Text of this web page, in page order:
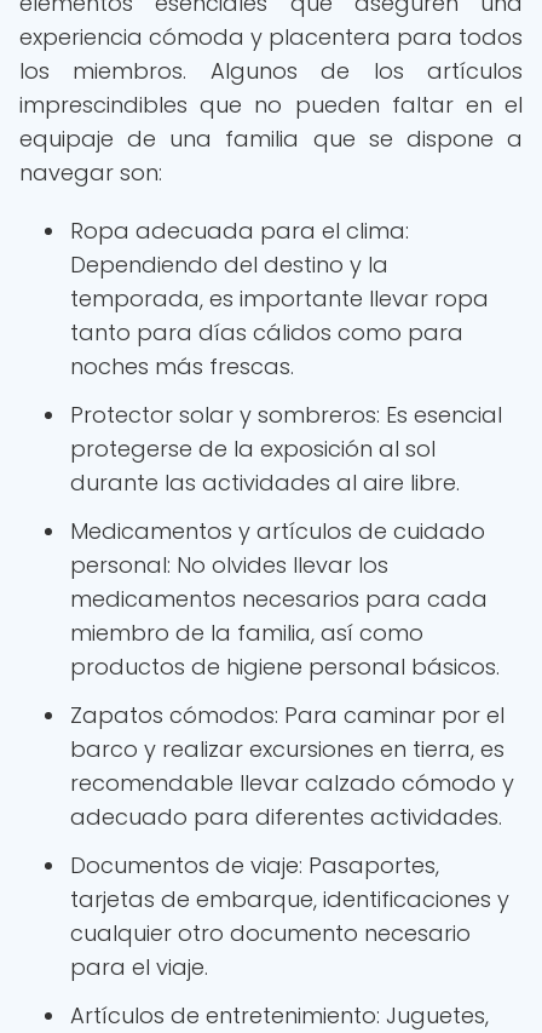
experiencia cómoda y placentera para todos
los miembros. Algunos de los artículos
imprescindibles que no pueden faltar en el
equipaje de una familia que se dispone a
navegar son:
Ropa adecuada para el clima:
Dependiendo del destino y la
temporada, es importante llevar ropa
tanto para días cálidos como para
noches más frescas.
Protector solar y sombreros: Es esencial
protegerse de la exposición al sol
durante las actividades al aire libre.
Medicamentos y artículos de cuidado
personal: No olvides llevar los
medicamentos necesarios para cada
miembro de la familia, así como
productos de higiene personal básicos.
Zapatos cómodos: Para caminar por el
barco y realizar excursiones en tierra, es
recomendable llevar calzado cómodo y
adecuado para diferentes actividades.
Documentos de viaje: Pasaportes,
tarjetas de embarque, identificaciones y
cualquier otro documento necesario
para el viaje.
Artículos de entretenimiento: Juguetes,